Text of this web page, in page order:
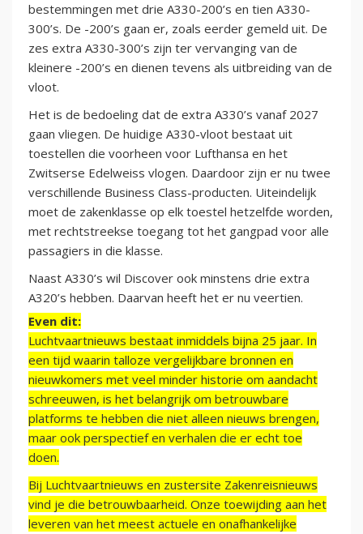
bestemmingen met drie A330-200’s en tien A330-
300’s. De -200’s gaan er, zoals eerder gemeld uit. De
zes extra A330-300’s zijn ter vervanging van de
kleinere -200’s en dienen tevens als uitbreiding van de
vloot.
Het is de bedoeling dat de extra A330’s vanaf 2027
gaan vliegen. De huidige A330-vloot bestaat uit
toestellen die voorheen voor Lufthansa en het
Zwitserse Edelweiss vlogen. Daardoor zijn er nu twee
verschillende Business Class-producten. Uiteindelijk
moet de zakenklasse op elk toestel hetzelfde worden,
met rechtstreekse toegang tot het gangpad voor alle
passagiers in die klasse.
Naast A330’s wil Discover ook minstens drie extra
A320’s hebben. Daarvan heeft het er nu veertien.
Even dit:
Luchtvaartnieuws bestaat inmiddels bijna 25 jaar. In
een tijd waarin talloze vergelijkbare bronnen en
nieuwkomers met veel minder historie om aandacht
schreeuwen, is het belangrijk om betrouwbare
platforms te hebben die niet alleen nieuws brengen,
maar ook perspectief en verhalen die er echt toe
doen.
Bij Luchtvaartnieuws en zustersite Zakenreisnieuws
vind je die betrouwbaarheid. Onze toewijding aan het
leveren van het meest actuele en onafhankelijke